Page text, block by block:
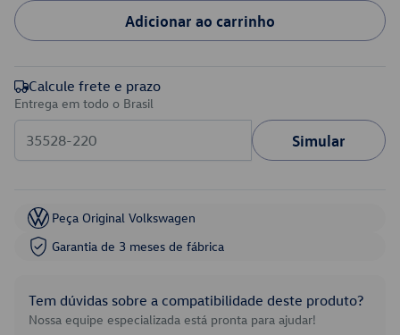
Adicionar ao carrinho
Calcule frete e prazo
Entrega em todo o Brasil
Simular
Peça Original Volkswagen
Garantia de 3 meses de fábrica
Tem dúvidas sobre a compatibilidade deste produto?
Nossa equipe especializada está pronta para ajudar!